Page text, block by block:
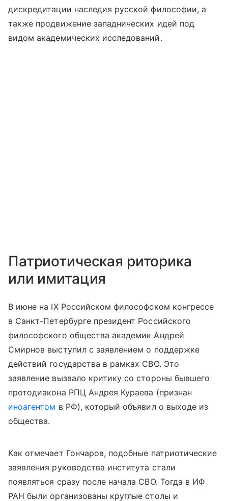
дискредитации наследия русской философии, а
также продвижение западнических идей под
видом академических исследований.
Патриотическая риторика
или имитация
В июне на IX Российском философском конгрессе
в Санкт-Петербурге президент Российского
философского общества академик Андрей
Смирнов выступил с заявлением о поддержке
действий государства в рамках СВО. Это
заявление вызвало критику со стороны бывшего
протодиакона РПЦ Андрея Кураева (признан
иноагентом в РФ), который объявил о выходе из
общества.
Как отмечает Гончаров, подобные патриотические
заявления руководства института стали
появляться сразу после начала СВО. Тогда в ИФ
РАН были организованы круглые столы и